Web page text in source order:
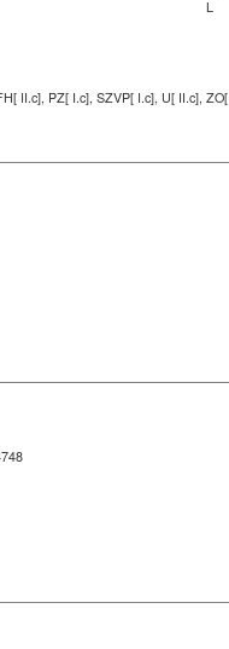
L
II.c], PZ[ I.c], SZVP[ I.c], U[ II.c], ZO[